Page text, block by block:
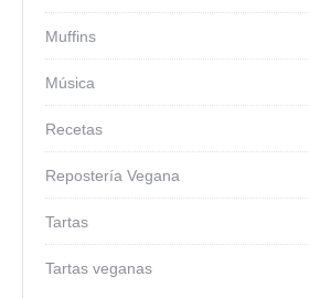
Muffins
Música
Recetas
Repostería Vegana
Tartas
Tartas veganas